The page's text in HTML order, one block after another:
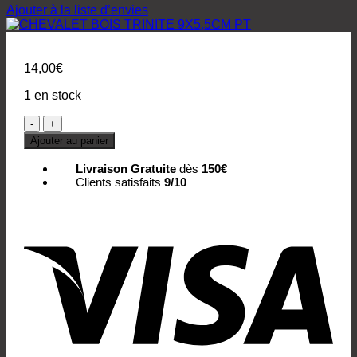
Ajouter à la liste d’envies
14,00€
1 en stock
quantité
de
CHEVALET
BOIS
TRINITE
Ajouter au panier
Livraison Gratuitedès 150€
Clients satisfaits 9/10